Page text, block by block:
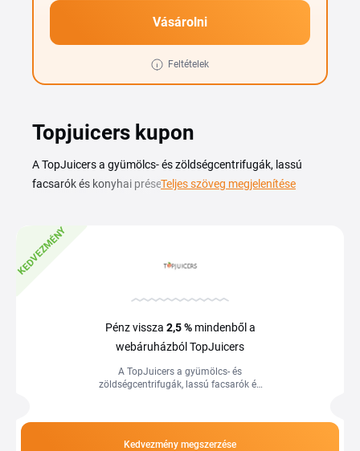
Vásárolni
Feltételek
Topjuicers kupon
A TopJuicers a gyümölcs- és zöldségcentrifugák, lassú
facsarók és konyhai préselők specialistája, a TopJuicers
hidegen sajtoló facsarók, citruspréselők és tartozékok
várnak, így a friss gyümölcslé otthon is pár perc alatt
árakat is barátságosabbá teszik, akár új centrifugát
kiválaszthatod a vásárlásodhoz illő kedvezményt, mielőtt
leadod a rendelést.
Teljes szöveg megjelenítése
KEDVEZMÉNY
Pénz vissza 2,5 %mindenből a
webáruházból TopJuicers
A TopJuicers a gyümölcs- és
zöldségcentrifugák, lassú facsarók és
pedig...
Kedvezmény megszerzése